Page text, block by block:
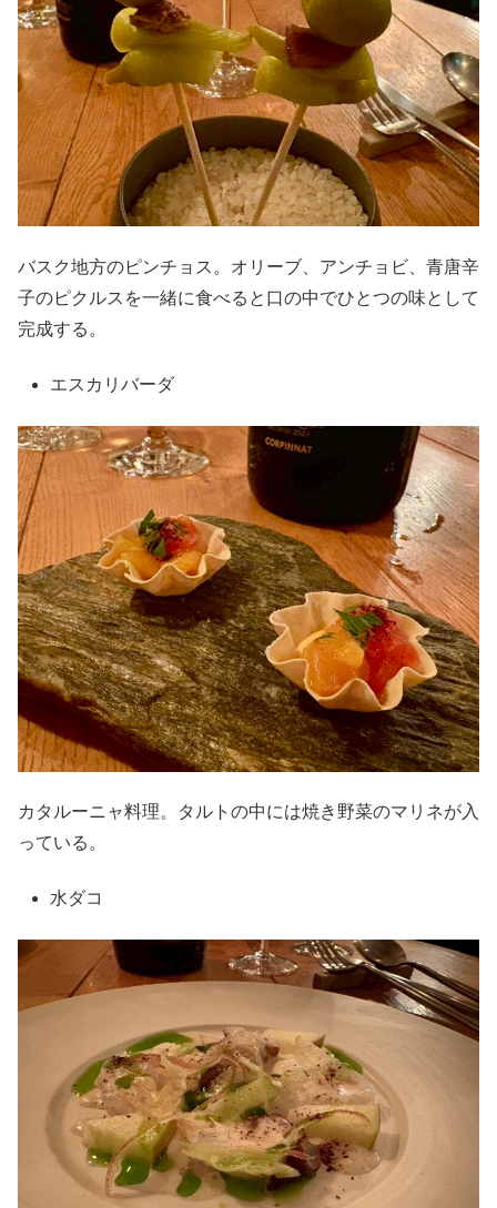
バスク地方のピンチョス。オリーブ、アンチョビ、青唐辛
子のピクルスを一緒に食べると口の中でひとつの味として
完成する。
エスカリバーダ
カタルーニャ料理。タルトの中には焼き野菜のマリネが入
っている。
水ダコ